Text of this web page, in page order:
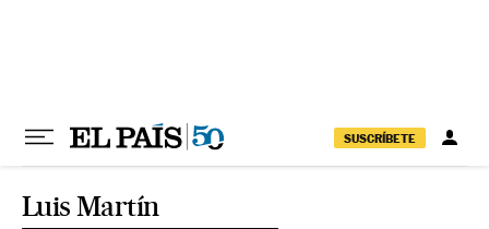
SUSCRÍBETE
Luis Martín